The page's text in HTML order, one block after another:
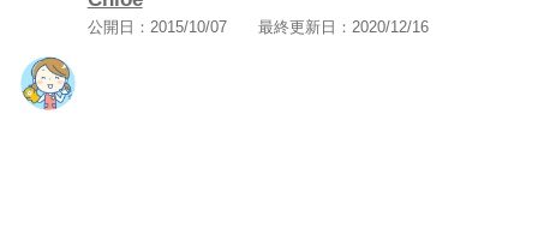
公開日： 2015/10/07 最終更新日： 2020/12/16